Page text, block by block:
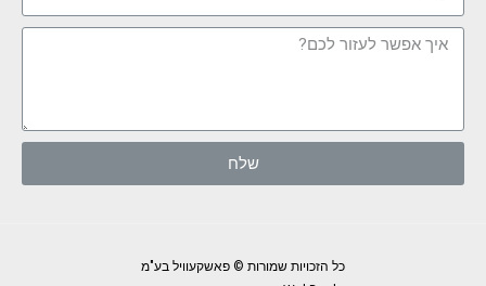
שלח
כל הזכויות שמורות © פאשקעוויל בע"מ